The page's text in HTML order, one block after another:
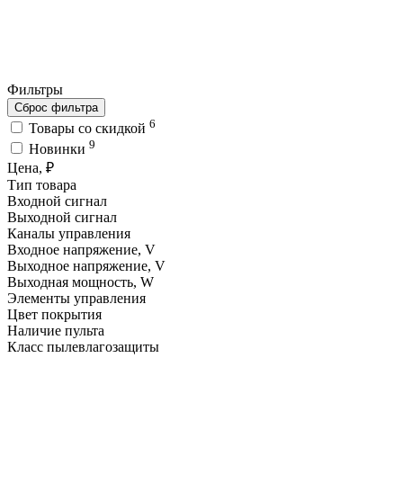
Фильтры
Сброс фильтра
Товары со скидкой 6
Новинки 9
Цена, ₽
Тип товара
Входной сигнал
Выходной сигнал
Каналы управления
Входное напряжение, V
Выходное напряжение, V
Выходная мощность, W
Элементы управления
Цвет покрытия
Наличие пульта
Класс пылевлагозащиты